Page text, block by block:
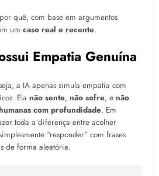
quê, com base em argumentos
um caso real e recente.
Empatia Genuína
a IA apenas simula empatia com
Ela não sente, não sofre, e não
com profundidade. Em
toda a diferença entre acolher
“responder” com frases
de forma aleatória.